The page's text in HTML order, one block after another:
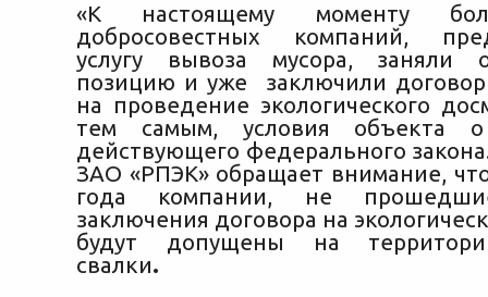
«К настоящему моменту
добросовестных компаний,
услугу вывоза мусора, заняли
позицию и уже заключили
на проведение экологического
тем самым, условия объекта
действующего федерального
ЗАО «РПЭК» обращает внимание,
года компании, не
заключения договора на
будут допущены на
свалки.